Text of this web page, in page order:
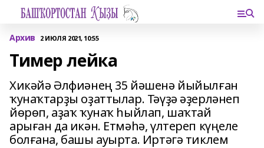
Архив 2 ИЮЛЯ 2021, 10:55
Тимер лейка
Хикәйә Әлфиәнең 35 йәшенә йыйылған
ҡунаҡтарҙы оҙаттылар. Тәүҙә әҙерләнеп
йөрөп, аҙаҡ ҡунаҡ һыйлап, шаҡтай
арыған да икән. Етмәһә, үлтереп күңеле
болғана, башы ауырта. Иртәгә тиклем